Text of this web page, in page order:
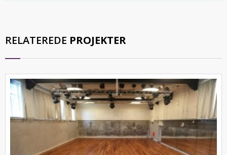
RELATEREDE PROJEKTER